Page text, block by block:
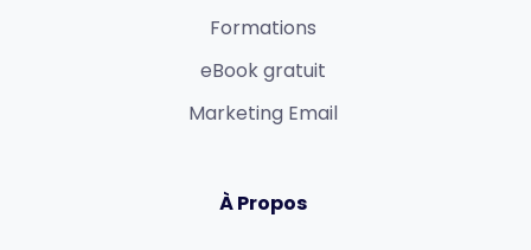
Formations
eBook gratuit
Marketing Email
À Propos